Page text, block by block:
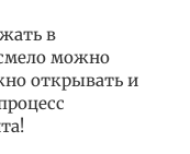
в
можно
открывать и